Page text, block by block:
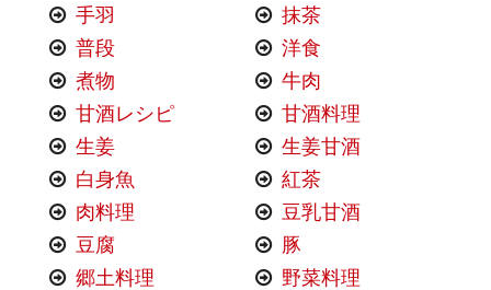
手羽
抹茶
普段
洋食
煮物
牛肉
甘酒レシピ
甘酒料理
生姜
生姜甘酒
白身魚
紅茶
肉料理
豆乳甘酒
豆腐
豚
郷土料理
野菜料理